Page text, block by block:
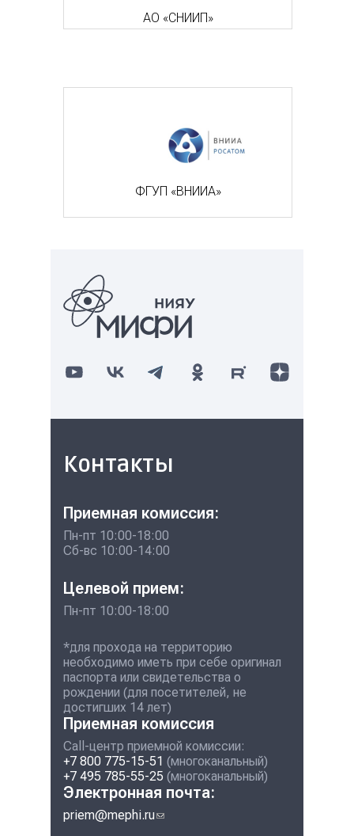
ФГУП «ВНИИА»
АО «СНИИП»
Контакты
Приемная комиссия:
Пн-пт 10:00-18:00
Сб-вс 10:00-14:00
Целевой прием:
Пн-пт 10:00-18:00
*для прохода на территорию
необходимо иметь при себе оригинал
паспорта или свидетельства о
рождении (для посетителей, не
достигших 14 лет)
Приемная комиссия
Call-центр приемной комиссии:
+7 800 775-15-51 (многоканальный)
+7 495 785-55-25 (многоканальный)
Электронная почта:
priem@mephi.ru(ссылка для отправки